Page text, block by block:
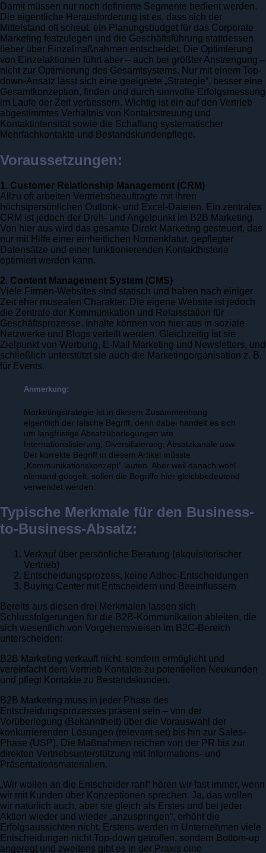
Damit müssen nur noch definierte Segmente bedient werden.
Die eigentliche Herausforderung ist es, dass sich der
Mittelstand oft scheut, ein Planungsbudget für das Corporate
Marketing festzulegen und die Geschäftsführung stattdessen
lieber über Einzelmaßnahmen entscheidet. Die Optimierung
von Einzelaktionen führt aber – auch bei größter Anstrengung –
nicht zur Optimierung des Gesamtsystems. Nur mit einem Top-
down-Ansatz lässt sich eine geeignete „Strategie“, besser eine
Gesamtkonzeption, finden und durch sinnvolle Erfolgsmessung
im Laufe der Zeit verbessern. Wichtig ist ein auf den Vertrieb
abgestimmtes Verhältnis von Kontaktstreuung und
Kontaktintensität sowie die Schaffung systematischer
Mehrfachkontakte und Bestandskundenpflege.
Voraussetzungen:
1. Customer Relationship Management (CRM)
Allzu oft arbeiten Vertriebsbeauftragte mit ihren
höchstpersönlichen Outlook- und Excel-Dateien. Ein zentrales
CRM ist jedoch der Dreh- und Angelpunkt im B2B Marketing.
Von hier aus wird das gesamte Direkt Marketing gesteuert, das
nur mit Hilfe einer einheitlichen Nomenklatur, gepflegter
Datensätze und einer funktionierenden Kontakthistorie
optimiert werden kann.
2. Content Management System (CMS)
Viele Firmen-Websites sind statisch und haben nach einiger
Zeit eher musealen Charakter. Die eigene Website ist jedoch
die Zentrale der Kommunikation und Relaisstation für
Geschäftsprozesse. Inhalte können von hier aus in soziale
Netzwerke und Blogs verteilt werden. Gleichzeitig ist sie
Zielpunkt von Werbung, E-Mail Marketing und Newsletters, und
schließlich unterstützt sie auch die Marketingorganisation z. B.
für Events.
Anmerkung:
Marketingstrategie ist in diesem Zusammenhang
eigentlich der falsche Begriff, denn dabei handelt es sich
um langfristige Absatzüberlegungen wie
Internationalisierung, Diversifizierung, Absatzkanäle usw.
Der korrekte Begriff in diesem Artikel müsste
„Kommunikationskonzept“ lauten. Aber weil danach wohl
niemand googelt, sollen die Begriffe hier gleichbedeutend
verwendet werden.
Typische Merkmale für den Business-
to-Business-Absatz:
Verkauf über persönliche Beratung (akquisitorischer
Vertrieb)
Entscheidungsprozess, keine Adhoc-Entscheidungen
Buying Center mit Entscheidern und Beeinflussern
Bereits aus diesen drei Merkmalen lassen sich
Schlussfolgerungen für die B2B-Kommunikation ableiten, die
sich wesentlich von Vorgehensweisen im B2C-Bereich
unterscheiden:
B2B Marketing verkauft nicht, sondern ermöglicht und
vereinfacht dem Vertrieb Kontakte zu potentiellen Neukunden
und pflegt Kontakte zu Bestandskunden.
B2B Marketing muss in jeder Phase des
Entscheidungsprozesses präsent sein – von der
Vorüberlegung (Bekanntheit) über die Vorauswahl der
konkurrierenden Lösungen (relevant set) bis hin zur Sales-
Phase (USP). Die Maßnahmen reichen von der PR bis zur
direkten Vertriebsunterstützung mit Informations- und
Präsentationsmaterialien.
„Wir wollen an die Entscheider ran!“ hören wir fast immer, wenn
wir mit Kunden über Konzeptionen sprechen. Ja, das wollen
wir natürlich auch, aber sie gleich als Erstes und bei jeder
Aktion wieder und wieder „anzuspringen“, erhöht die
Erfolgsaussichten nicht. Erstens werden in Unternehmen viele
Entscheidungen nicht Top-down getroffen, sondern Bottom-up
angeregt und zweitens gibt es in der Praxis eine